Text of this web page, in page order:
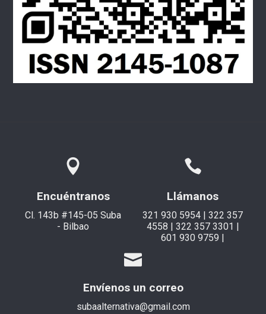
Encuéntranos
Cl. 143b #145-05 Suba
- Bilbao
Llámanos
321 930 5954 | 322 357
4558 | 322 357 3301 |
601 930 9759 |
Envíenos un correo
subaalternativa@gmail.com